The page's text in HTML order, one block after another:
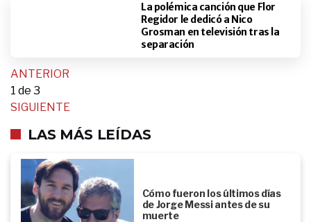
La polémica canción que Flor
Regidor le dedicó a Nico
Grosman en televisión tras la
separación
ANTERIOR
1 de 3
SIGUIENTE
LAS MÁS LEÍDAS
Cómo fueron los últimos días
de Jorge Messi antes de su
muerte